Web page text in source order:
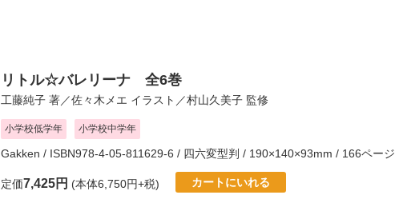
リトル☆バレリーナ 全6巻
工藤純子 著／佐々木メエ イラスト／村山久美子 監修
小学校低学年 小学校中学年
Gakken / ISBN978-4-05-811629-6 / 四六変型判 / 190×140×93mm / 166ページ
定価7,425円 (本体6,750円+税) カートにいれる